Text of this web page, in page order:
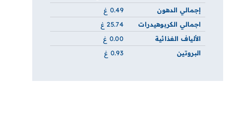
إجمالي الدهون
0.49 غ
اجمالي الكربوهيدرات
25.74 غ
الألياف الغذائية
0.00 غ
البروتين
0.93 غ